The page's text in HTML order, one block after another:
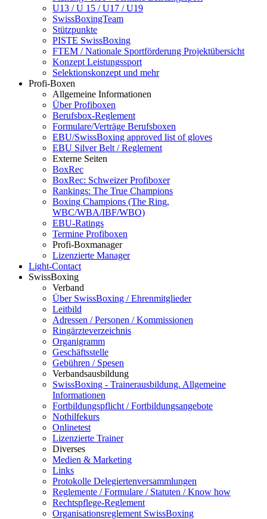
U13 / U 15 / U17 / U19
SwissBoxingTeam
Stützpunkte
PISTE SwissBoxing
FTEM / Nationale Sportförderung Projektübersicht
Konzept Leistungssport
Selektionskonzept und mehr
Profi-Boxen
Allgemeine Informationen
Über Profiboxen
Berufsbox-Reglement
Formulare/Verträge Berufsboxen
EBU/SwissBoxing approved list of gloves
EBU Silver Belt / Reglement
Externe Seiten
BoxRec
BoxRec: Schweizer Profiboxer
Rankings: The True Champions
Boxing Champions (The Ring,
WBC/WBA/IBF/WBO)
EBU-Ratings
Termine Profiboxen
Profi-Boxmanager
Lizenzierte Manager
Light-Contact
SwissBoxing
Verband
Über SwissBoxing / Ehrenmitglieder
Leitbild
Adressen / Personen / Kommissionen
Ringärzteverzeichnis
Organigramm
Geschäftsstelle
Gebühren / Spesen
Verbandsausbildung
SwissBoxing - Trainerausbildung. Allgemeine
Informationen
Fortbildungspflicht / Fortbildungsangebote
Nothilfekurs
Onlinetest
Lizenzierte Trainer
Diverses
Medien & Marketing
Links
Protokolle Delegiertenversammlungen
Reglemente / Formulare / Statuten / Know how
Rechtspflege-Reglement
Organisationsreglement SwissBoxing